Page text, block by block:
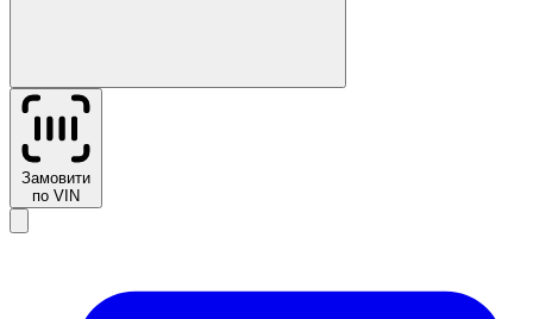
Замовити
по VIN